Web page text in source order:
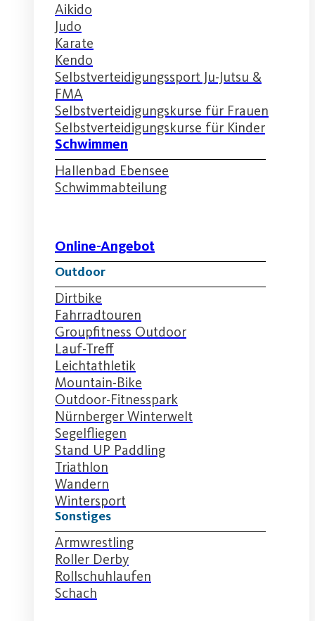
Aikido
Judo
Karate
Kendo
Selbstverteidigungssport Ju-Jutsu &
FMA
Selbstverteidigungskurse für Frauen
Selbstverteidigungskurse für Kinder
Schwimmen
Hallenbad Ebensee
Schwimmabteilung
Online-Angebot
Outdoor
Dirtbike
Fahrradtouren
Groupfitness Outdoor
Lauf-Treff
Leichtathletik
Mountain-Bike
Outdoor-Fitnesspark
Nürnberger Winterwelt
Segelfliegen
Stand UP Paddling
Triathlon
Wandern
Wintersport
Sonstiges
Armwrestling
Roller Derby
Rollschuhlaufen
Schach